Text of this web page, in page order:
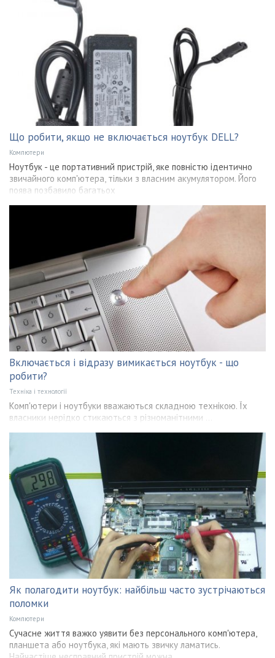
Що робити, якщо не включається ноутбук DELL?
Компютери
Ноутбук - це портативний пристрій, яке повністю ідентично
звичайного комп'ютера, тільки з власним акумулятором. Його
поява позбавило багатьох
Включається і відразу вимикається ноутбук - що
робити?
Техніка і технології
Комп'ютери і ноутбуки вважаються складною технікою. Їх
власники нерідко стикаються з різноманітними ...
Як полагодити ноутбук: найбільш часто зустрічаються
поломки
Компютери
Сучасне життя важко уявити без персонального комп'ютера,
планшета або ноутбука, які мають звичку ламатись.